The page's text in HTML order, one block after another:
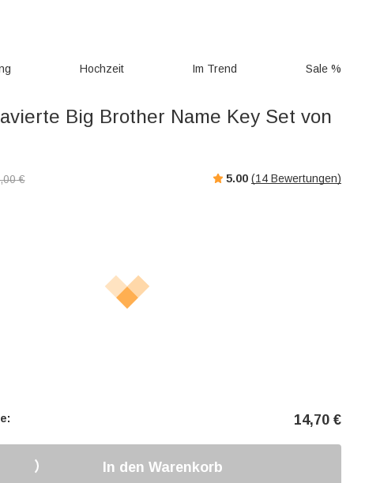
Hochzeit Im Trend Sale %
Big Brother Name Key Set von
€ 5.00 (14 Bewertungen)
14,70 €
In den Warenkorb